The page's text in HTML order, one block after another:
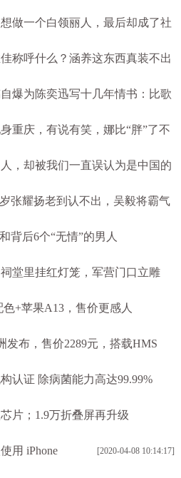
做一个白领丽人，最后却成了社
[2020-09-07 09:32:14]
称呼什么？涵养这东西真装不出
[2020-09-07 09:30:30]
爆为陈奕迅写十几年情书：比歌
[2020-09-07 09:29:37]
重庆，有说有笑，娜比“胖”了不
[2020-09-07 09:25:00]
，却被我们一直误认为是中国的
张耀扬老到认不出，吴毅将霸气
[2020-09-07 09:23:49]
背后6个“无情”的男人
堂里挂红灯笼，军营门口立雕
[2020-09-07 09:21:10]
+苹果A13，售价更感人
发布，售价2289元，搭载HMS
认证 除病菌能力高达99.99%
片；1.9万折叠屏再升级
用 iPhone [2020-04-08 10:14:17]